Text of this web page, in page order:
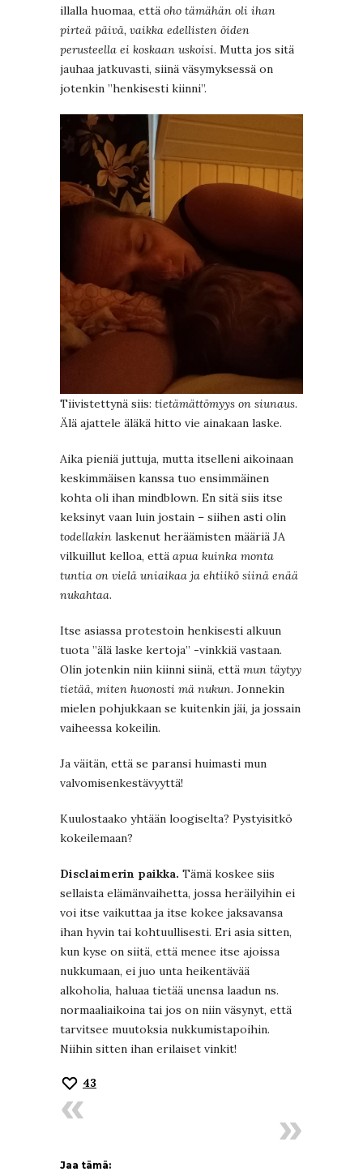
illalla huomaa, että oho tämähän oli ihan
pirteä päivä, vaikka edellisten öiden
perusteella ei koskaan uskoisi. Mutta jos sitä
jauhaa jatkuvasti, siinä väsymyksessä on
jotenkin ”henkisesti kiinni”.
Tiivistettynä siis: tietämättömyys on siunaus.
Älä ajattele äläkä hitto vie ainakaan laske.
Aika pieniä juttuja, mutta itselleni aikoinaan
keskimmäisen kanssa tuo ensimmäinen
kohta oli ihan mindblown. En sitä siis itse
keksinyt vaan luin jostain – siihen asti olin
todellakin laskenut heräämisten määriä JA
vilkuillut kelloa, että apua kuinka monta
tuntia on vielä uniaikaa ja ehtiikö siinä enää
nukahtaa.
Itse asiassa protestoin henkisesti alkuun
tuota ”älä laske kertoja” -vinkkiä vastaan.
Olin jotenkin niin kiinni siinä, että mun täytyy
tietää, miten huonosti mä nukun. Jonnekin
mielen pohjukkaan se kuitenkin jäi, ja jossain
vaiheessa kokeilin.
Ja väitän, että se paransi huimasti mun
valvomisenkestävyyttä!
Kuulostaako yhtään loogiselta? Pystyisitkö
kokeilemaan?
Disclaimerin paikka. Tämä koskee siis
sellaista elämänvaihetta, jossa heräilyihin ei
voi itse vaikuttaa ja itse kokee jaksavansa
ihan hyvin tai kohtuullisesti. Eri asia sitten,
kun kyse on siitä, että menee itse ajoissa
nukkumaan, ei juo unta heikentävää
alkoholia, haluaa tietää unensa laadun ns.
normaaliaikoina tai jos on niin väsynyt, että
tarvitsee muutoksia nukkumistapoihin.
Niihin sitten ihan erilaiset vinkit!
43
Jaa tämä: